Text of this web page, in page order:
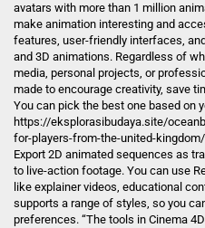
avatars with more than 1 million
make animation interesting and
features, user-friendly interfaces,
and 3D animations. Regardless of
media, personal projects, or
made to encourage creativity, save
You can pick the best one based on
https://eksplorasibudaya.site/
for-players-from-the-united-kingdom/
Export 2D animated sequences as
to live-action footage. You can use
like explainer videos, educational
supports a range of styles, so you
preferences. “The tools in Cinema